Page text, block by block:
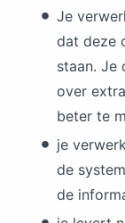
Je
dat deze
staan. Je
over
beter te
je
de
de